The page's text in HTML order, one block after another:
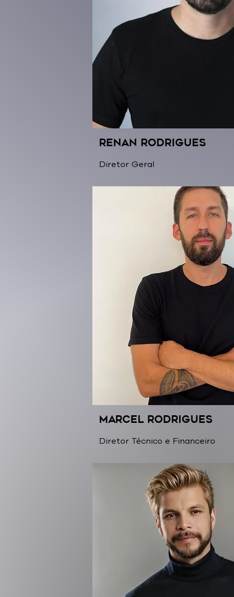
Renan Rodrigues
Diretor Geral
Marcel Rodrigues
Diretor Técnico e Financeiro